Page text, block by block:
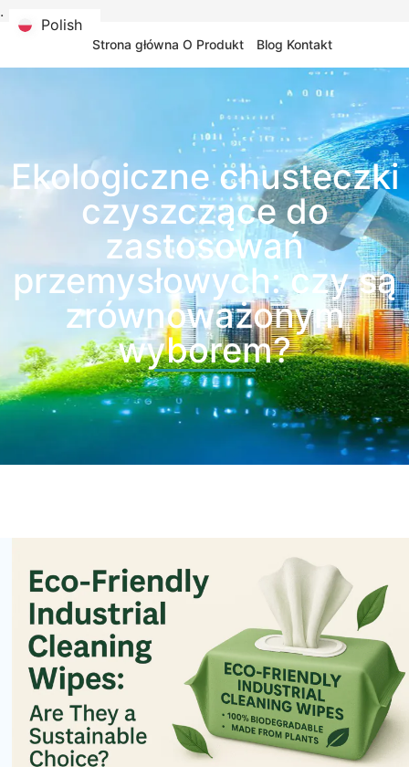
.
Strona główna O Produkt Blog Kontakt
Ekologiczne chusteczki
czyszczące do
zastosowań
przemysłowych: czy są
zrównoważonym
wyborem?
Polish
Polish